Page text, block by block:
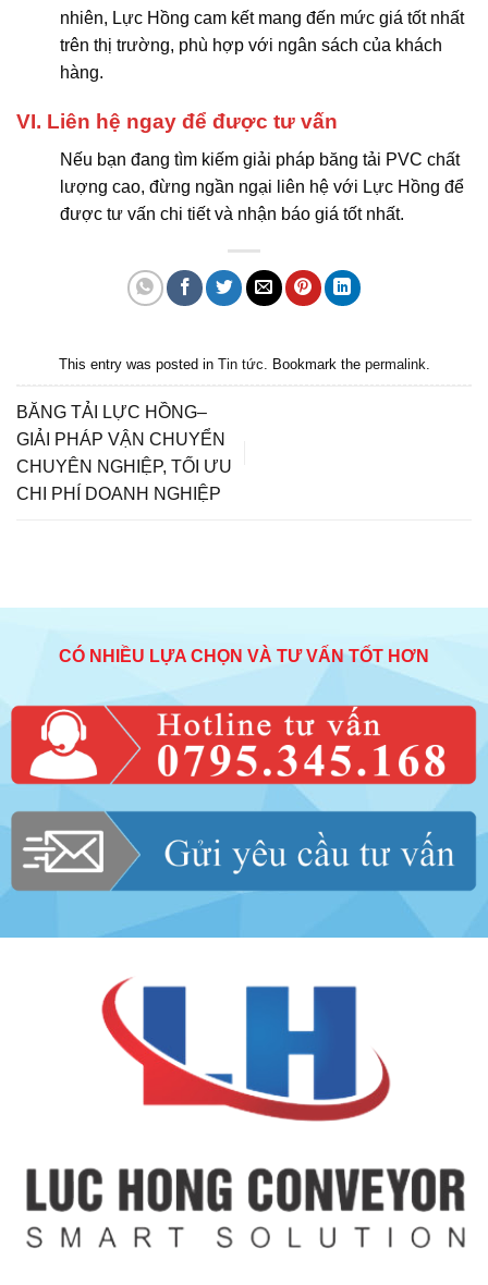
nhiên, Lực Hồng cam kết mang đến mức giá tốt nhất
trên thị trường, phù hợp với ngân sách của khách
hàng.
VI. Liên hệ ngay để được tư vấn
Nếu bạn đang tìm kiếm giải pháp băng tải PVC chất
lượng cao, đừng ngần ngại liên hệ với Lực Hồng để
được tư vấn chi tiết và nhận báo giá tốt nhất.
This entry was posted in Tin tức . Bookmark the permalink
BĂNG TẢI LỰC HỒNG–
GIẢI PHÁP VẬN CHUYỂN
CHUYÊN NGHIỆP, TỐI ƯU
CHI PHÍ DOANH NGHIỆP
CÓ NHIỀU LỰA CHỌN VÀ TƯ VẤN TỐT HƠN